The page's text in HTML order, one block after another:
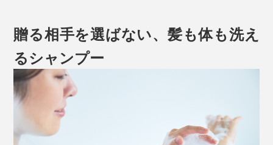
贈る相手を選ばない、髪も体も洗え
るシャンプー